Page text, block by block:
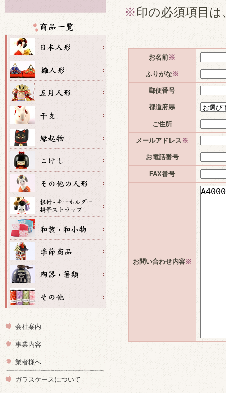
※印の必須項目
お名前※
ふりがな※
郵便番号
都道府県
ご住所
メールアドレス ※
お電話番号
FAX番号
お問い合わせ内容※
会社案内
事業内容
業者様へ
ガラスケースについて